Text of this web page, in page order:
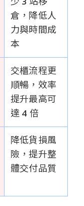
倉，降低人
力與時間成
本
交櫃流程更
順暢，效率
提升最高可
達 4 倍
降低貨損風
險，提升整
體交付品質